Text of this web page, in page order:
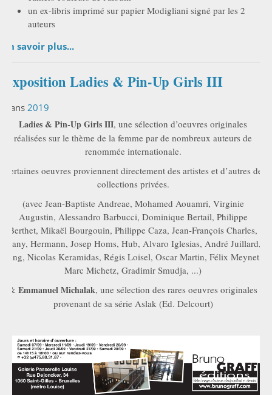
un ex-libris imprimé sur papier Modigliani signé par les 2
auteurs
En savoir plus...
Exposition Ladies & Pin-Up Girls III
Dans 2019
Ladies & Pin-Up Girls III, une sélection d’oeuvres originales
réalisées sur le thème de la femme par de nombreux auteurs de
renommée internationale.
Certaines oeuvres proviennent directement des artistes et d’autres de
collections privées.
(avec Jean-Baptiste Andreae, Mohamed Aouamri, Virginie
Augustin, Alessandro Barbucci, Dominique Bertail, Philippe
Berthet, Mikaël Bourgouin, Philippe Caza, Jean-François Charles,
Dany, Hermann, Josep Homs, Hub, Alvaro Iglesias, André Juillard,
Jung, Nicolas Keramidas, Régis Loisel, Oscar Martin, Félix Meynet,
Marc Michetz, Gradimir Smudja, ...)
& Emmanuel Michalak, une sélection des rares oeuvres originales
provenant de sa série Aslak (Ed. Delcourt)